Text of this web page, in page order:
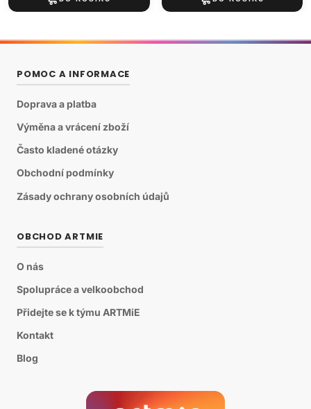
POMOC A INFORMACE
Doprava a platba
Výměna a vrácení zboží
Často kladené otázky
Obchodní podmínky
Zásady ochrany osobních údajů
OBCHOD ARTMIE
O nás
Spolupráce a velkoobchod
Přidejte se k týmu ARTMiE
Kontakt
Blog